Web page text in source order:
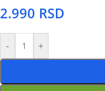
2.990 RSD
- +